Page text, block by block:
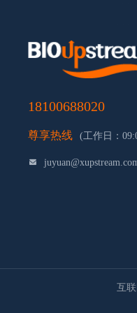
18100688020
尊享热线 (工作日：
互